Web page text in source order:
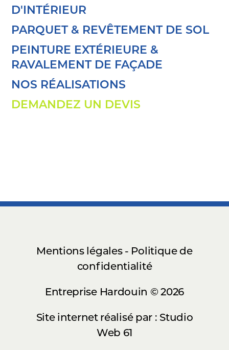
D'INTÉRIEUR
PARQUET & REVÊTEMENT DE SOL
PEINTURE EXTÉRIEURE &
RAVALEMENT DE FAÇADE
NOS RÉALISATIONS
DEMANDEZ UN DEVIS
Mentions légales - Politique de
confidentialité
Entreprise Hardouin © 2026
Site internet réalisé par : Studio
Web 61